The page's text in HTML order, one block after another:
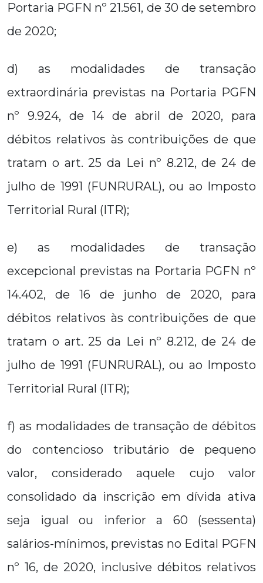
Portaria PGFN nº 21.561, de 30 de setembro
de 2020;
d) as modalidades de transação
extraordinária previstas na Portaria PGFN
nº 9.924, de 14 de abril de 2020, para
débitos relativos às contribuições de que
tratam o art. 25 da Lei nº 8.212, de 24 de
julho de 1991 (FUNRURAL), ou ao Imposto
Territorial Rural (ITR);
e) as modalidades de transação
excepcional previstas na Portaria PGFN nº
14.402, de 16 de junho de 2020, para
débitos relativos às contribuições de que
tratam o art. 25 da Lei nº 8.212, de 24 de
julho de 1991 (FUNRURAL), ou ao Imposto
Territorial Rural (ITR);
f) as modalidades de transação de débitos
do contencioso tributário de pequeno
valor, considerado aquele cujo valor
consolidado da inscrição em dívida ativa
seja igual ou inferior a 60 (sessenta)
salários-mínimos, previstas no Edital PGFN
nº 16, de 2020, inclusive débitos relativos